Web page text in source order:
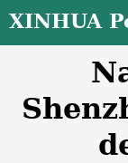
XINHUA